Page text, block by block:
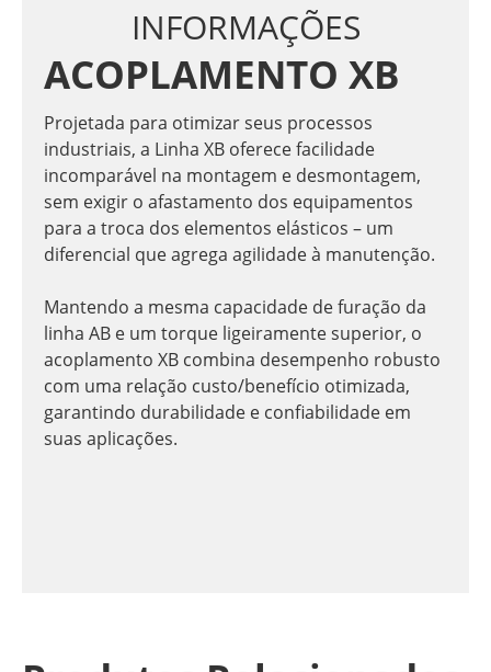
INFORMAÇÕES
ACOPLAMENTO XB
Projetada para otimizar seus processos
industriais, a Linha XB oferece facilidade
incomparável na montagem e desmontagem,
sem exigir o afastamento dos equipamentos
para a troca dos elementos elásticos – um
diferencial que agrega agilidade à manutenção.
Mantendo a mesma capacidade de furação da
linha AB e um torque ligeiramente superior, o
acoplamento XB combina desempenho robusto
com uma relação custo/benefício otimizada,
garantindo durabilidade e confiabilidade em
suas aplicações.